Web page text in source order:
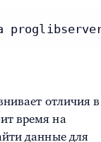
отличия в
время на
данные для